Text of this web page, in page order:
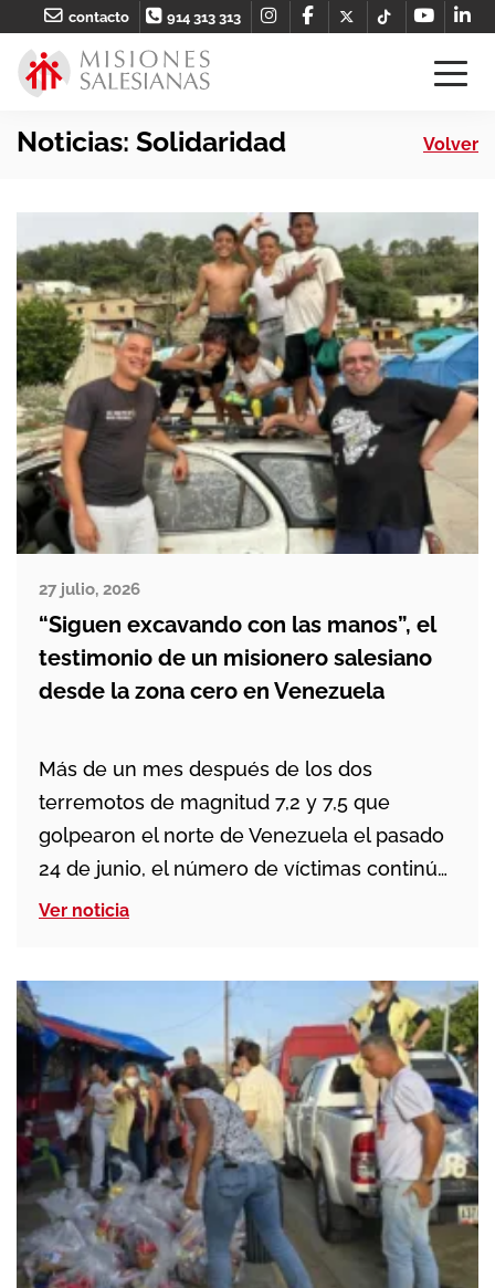
contacto 914 313 313
Volver
Noticias: Solidaridad
27 julio, 2026
“Siguen excavando con las manos”, el
testimonio de un misionero salesiano
desde la zona cero en Venezuela
Más de un mes después de los dos
terremotos de magnitud 7,2 y 7,5 que
golpearon el norte de Venezuela el pasado
24 de junio, el número de víctimas continúa
aumentando. El último balance oficial eleva
17.907 han perdido sus viviendas o no […]
Ver noticia